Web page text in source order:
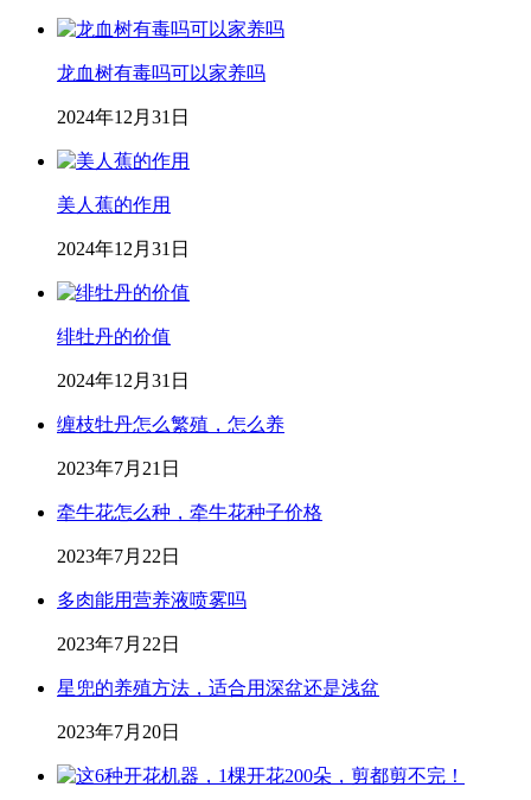
龙血树有毒吗可以家养吗
2024年12月31日
美人蕉的作用
2024年12月31日
绯牡丹的价值
2024年12月31日
缠枝牡丹怎么繁殖，怎么养
2023年7月21日
牵牛花怎么种，牵牛花种子价格
2023年7月22日
多肉能用营养液喷雾吗
2023年7月22日
星兜的养殖方法，适合用深盆还是浅盆
2023年7月20日